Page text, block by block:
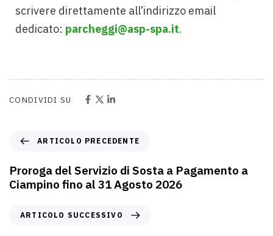
scrivere direttamente all’indirizzo email
dedicato: parcheggi@asp-spa.it.
CONDIVIDI SU
ARTICOLO PRECEDENTE
Proroga del Servizio di Sosta a Pagamento a
Ciampino fino al 31 Agosto 2026
ARTICOLO SUCCESSIVO